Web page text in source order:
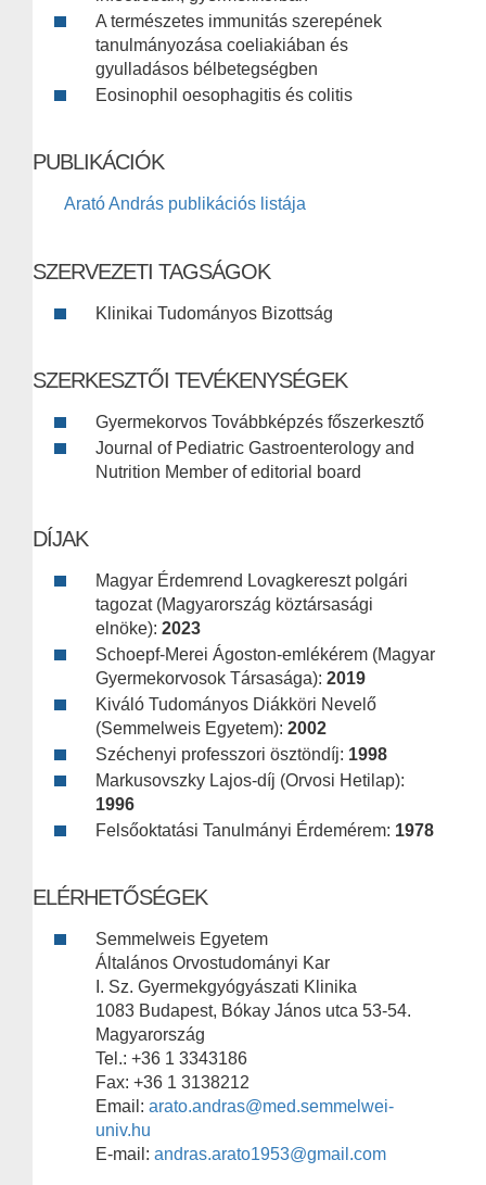
A természetes immunitás szerepének
tanulmányozása coeliakiában és
gyulladásos bélbetegségben
Eosinophil oesophagitis és colitis
PUBLIKÁCIÓK
Arató András publikációs listája
SZERVEZETI TAGSÁGOK
Klinikai Tudományos Bizottság
SZERKESZTŐI TEVÉKENYSÉGEK
Gyermekorvos Továbbképzés főszerkesztő
Journal of Pediatric Gastroenterology and
Nutrition Member of editorial board
DÍJAK
Magyar Érdemrend Lovagkereszt polgári
tagozat (Magyarország köztársasági
elnöke): 2023
Schoepf-Merei Ágoston-emlékérem (Magyar
Gyermekorvosok Társasága): 2019
Kiváló Tudományos Diákköri Nevelő
(Semmelweis Egyetem): 2002
Széchenyi professzori ösztöndíj: 1998
Markusovszky Lajos-díj (Orvosi Hetilap):
1996
Felsőoktatási Tanulmányi Érdemérem: 1978
ELÉRHETŐSÉGEK
Semmelweis Egyetem
Általános Orvostudományi Kar
I. Sz. Gyermekgyógyászati Klinika
1083 Budapest, Bókay János utca 53-54.
Magyarország
Tel.: +36 1 3343186
Fax: +36 1 3138212
Email: arato.andras@med.semmelwei-
univ.hu
E-mail: andras.arato1953@gmail.com